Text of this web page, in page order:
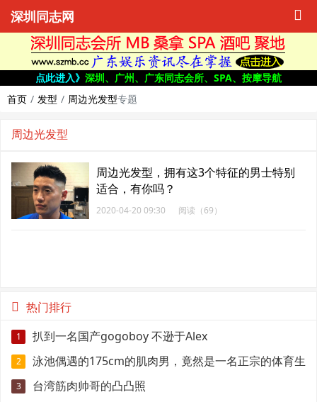
深圳同志网
点此进入》 深圳、广州、广东同志会所、SPA、按摩导航
首页
发型 周边光发型专题
周边光发型
周边光发型，拥有这3个特征的男士特别
适合，有你吗？
2020-04-20 09:30 阅读（69）
热门排行
1 扒到一名国产gogoboy 不逊于Alex
2 泳池偶遇的175cm的肌肉男，竟然是一名正宗的体育生
3 台湾筋肉帅哥的凸凸照